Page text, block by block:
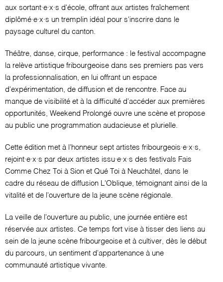
aux sortant·e·x·s d'école, offrant aux artistes fraîchement
diplômé·e·x·s un tremplin idéal pour s'inscrire dans le
paysage culturel du canton.
Théâtre, danse, cirque, performance : le festival accompagne
la relève artistique fribourgeoise dans ses premiers pas vers
la professionnalisation, en lui offrant un espace
d'expérimentation, de diffusion et de rencontre. Face au
manque de visibilité et à la difficulté d'accéder aux premières
opportunités, Weekend Prolongé ouvre une scène et propose
au public une programmation audacieuse et plurielle.
Cette édition met à l'honneur sept artistes fribourgeois·e·x·s,
rejoint·e·x·s par deux artistes issu·e·x·s des festivals Fais
Comme Chez Toi à Sion et Qué Toi à Neuchâtel, dans le
cadre du réseau de diffusion L'Oblique, témoignant ainsi de la
vitalité et de l'ouverture de la jeune scène régionale.
La veille de l'ouverture au public, une journée entière est
réservée aux artistes. Ce temps fort vise à tisser des liens au
sein de la jeune scène fribourgeoise et à cultiver, dès le début
du parcours, un sentiment d'appartenance à une
communauté artistique vivante.